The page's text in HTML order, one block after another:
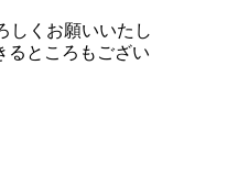
しくお願いいたし
るところもござい